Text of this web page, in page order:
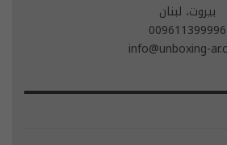
بيروت، لبنان
009611399996
info@unboxing-